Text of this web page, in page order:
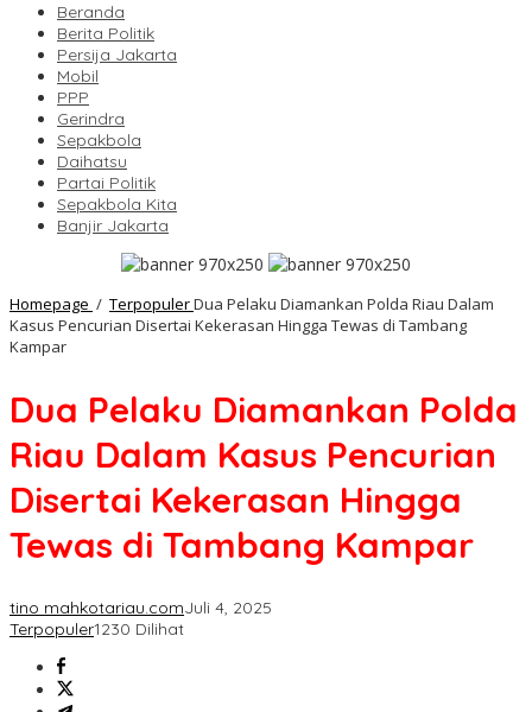
Beranda
Berita Politik
Persija Jakarta
Mobil
PPP
Gerindra
Sepakbola
Daihatsu
Partai Politik
Sepakbola Kita
Banjir Jakarta
Homepage / TerpopulerDua Pelaku Diamankan Polda Riau Dalam
Kasus Pencurian Disertai Kekerasan Hingga Tewas di Tambang
Kampar
Dua Pelaku Diamankan Polda
Riau Dalam Kasus Pencurian
Disertai Kekerasan Hingga
Tewas di Tambang Kampar
tino mahkotariau.comJuli 4, 2025
Terpopuler1230 Dilihat